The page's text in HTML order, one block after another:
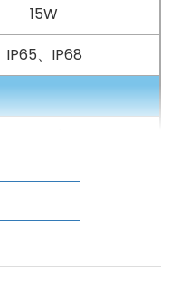
清楚。面對高反差或昏
域的細節。搭配
助理，只要對準主
體狀態，提供色調、焦
15W
IP65、IP68
x 2,340pixels
OLED